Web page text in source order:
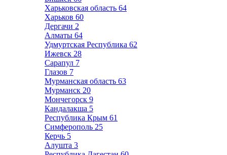
Харьковская область 64
Харьков 60
Дергачи 2
Алматы 64
Удмуртская Республика 62
Ижевск 28
Сарапул 7
Глазов 7
Мурманская область 63
Мурманск 20
Мончегорск 9
Кандалакша 5
Республика Крым 61
Симферополь 25
Керчь 5
Алушта 3